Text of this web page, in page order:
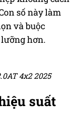
số này làm
và buộc
hơn.
4x2 2025
suất